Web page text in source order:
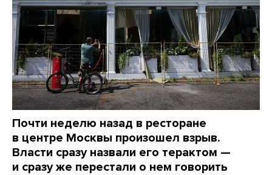
Почти неделю назад в ресторане
в центре Москвы произошел взрыв.
Власти сразу назвали его терактом —
и сразу же перестали о нем говорить